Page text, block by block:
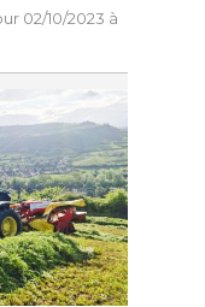
02/10/2023 à